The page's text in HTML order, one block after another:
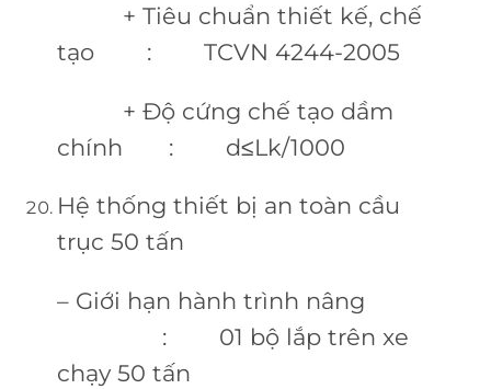
+ Tiêu chuẩn thiết kế, chế
tạo : TCVN 4244-2005
+ Độ cứng chế tạo dầm
chính : d≤Lk/1000
Hệ thống thiết bị an toàn cầu
trục 50 tấn
– Giới hạn hành trình nâng
: 01 bộ lắp trên xe
chạy 50 tấn